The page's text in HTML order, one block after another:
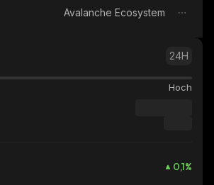
Avalanche Ecosystem
24H
Hoch
0,1%